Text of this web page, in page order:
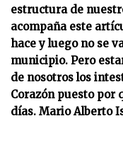
estructura de
acompaña este
hace y luego no se
municipio. Pero
de nosotros los
Corazón puesto por
días. Mario Alberto